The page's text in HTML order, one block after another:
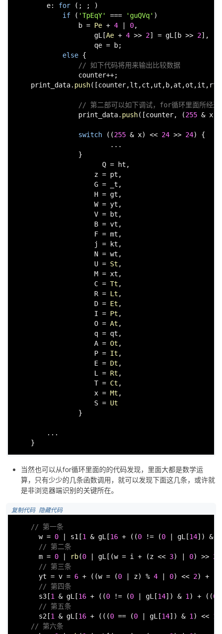
e: for (; ; )
if ( 'TpEqY' === 'guQVq' )
b = Pe + 4 0,
gL[Ae + 4 >> 2] = gL[b >> 2],
qe = b;
else {
// 如下代码将用来输出比较数据
counter++;
print_data. push
// 第二部可以如下调试，for循环里面所经过
print_data. push([counter, (255 & x)
switch ((255 & x) << 24 >> 24) {
...
}
Q = ht,
z = pt,
G = _t,
H = gt,
W = yt,
V = bt,
B = vt,
F = mt,
j = kt,
N = wt,
U = St ,
M = xt,
C = Tt ,
R = Lt ,
D = Et ,
I = Pt ,
O = At ,
q = qt,
A = Ot ,
P = It ,
E = Dt ,
L = Rt ,
T = Ct ,
x = Mt ,
S = Ut
}
...
}
当然也可以从for循环里面的的代码发现，里面大都是数学运
算，只有少少的几条函数调用，就可以发现下面这几条，或许就
是非浏览器端识别的关键所在。
复制代码 隐藏代码
// 第一条
w = 0 | s1[1 & gL[16 + ((0 != (0 | gL[14]) &
// 第二条
m = 0 rb(0 | gL[(w = i + (z << 3) | 0) >> 2
// 第三条
yt = v = 6 + ((w = (0 | z) % 4 0) << 2) + ((
// 第四条
s3[1 & gL[16 + ((0 != (0 | gL[14]) & 1 ) + ((0
// 第五条
s2[1 & gL[16 + (((0 == (0 | gL[14]) & 1 ) << 1
// 第六条